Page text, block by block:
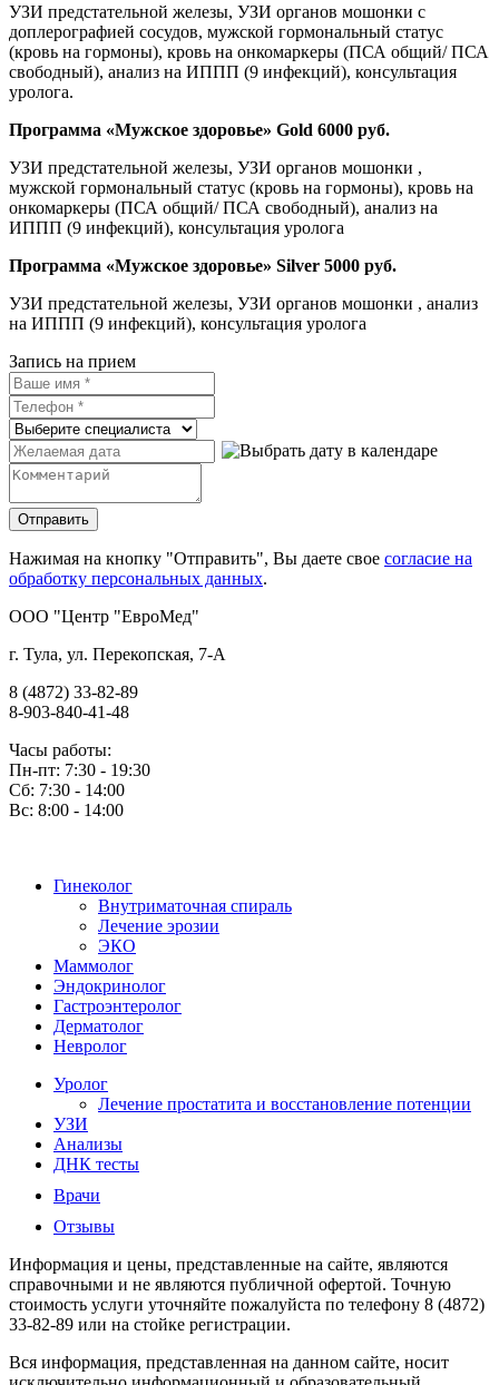
УЗИ предстательной железы, УЗИ органов мошонки с
доплерографией сосудов, мужской гормональный статус
(кровь на гормоны), кровь на онкомаркеры (ПСА общий/ ПСА
свободный), анализ на ИППП (9 инфекций), консультация
уролога.
Программа «Мужское здоровье» Gold 6000 руб.
УЗИ предстательной железы, УЗИ органов мошонки ,
мужской гормональный статус (кровь на гормоны), кровь на
онкомаркеры (ПСА общий/ ПСА свободный), анализ на
ИППП (9 инфекций), консультация уролога
Программа «Мужское здоровье» Silver 5000 руб.
УЗИ предстательной железы, УЗИ органов мошонки , анализ
на ИППП (9 инфекций), консультация уролога
Запись на прием
Нажимая на кнопку "Отправить", Вы даете свое согласие на
обработку персональных данных.
OOO "Центр "ЕвроМед"
г. Тула, ул. Перекопская, 7-А
8 (4872) 33-82-89
8-903-840-41-48
Часы работы:
Пн-пт: 7:30 - 19:30
Сб: 7:30 - 14:00
Вс: 8:00 - 14:00
Гинеколог
Внутриматочная спираль
Лечение эрозии
ЭКО
Маммолог
Эндокринолог
Гастроэнтеролог
Дерматолог
Невролог
Уролог
Лечение простатита и восстановление потенции
УЗИ
Анализы
ДНК тесты
Врачи
Отзывы
Информация и цены, представленные на сайте, являются
справочными и не являются публичной офертой. Точную
стоимость услуги уточняйте пожалуйста по телефону 8 (4872)
33-82-89 или на стойке регистрации.
Вся информация, представленная на данном сайте, носит